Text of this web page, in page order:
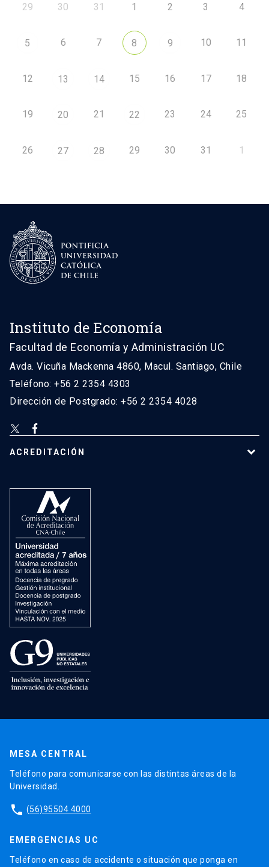
29 30 31 1 2 3 4
5 6 7 8 9 10 11
12 13 14 15 16 17 18
19 20 21 22 23 24 25
26 27 28 29 30 31 1
Instituto de Economía
Facultad de Economía y Administración UC
Avda. Vicuña Mackenna 4860, Macul. Santiago, Chile
Teléfono: +56 2 2354 4303
Dirección de Postgrado: +56 2 2354 4028
ACREDITACIÓN
MESA CENTRAL
Teléfono para comunicarse con las distintas áreas de la
Universidad.
phone (56)95504 4000
EMERGENCIAS UC
Teléfono en caso de accidente o situación que ponga en